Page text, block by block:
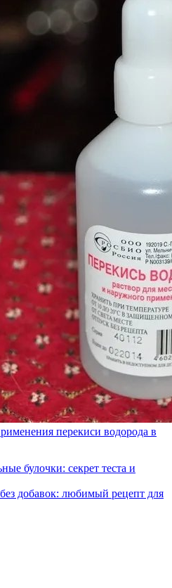
перекиси водорода в
булочки: секрет теста и
добавок: любимый рецепт для